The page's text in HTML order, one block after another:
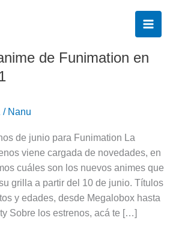
de Funimation en
/ Nanu
de junio para Funimation La
viene cargada de novedades, en
cuáles son los nuevos animes que
grilla a partir del 10 de junio. Títulos
y edades, desde Megalobox hasta
Sobre los estrenos, acá te […]